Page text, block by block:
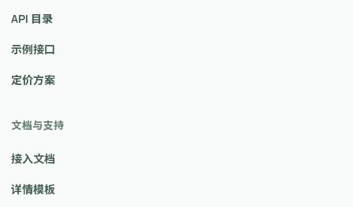
API 目录
示例接口
定价方案
文档与支持
接入文档
详情模板